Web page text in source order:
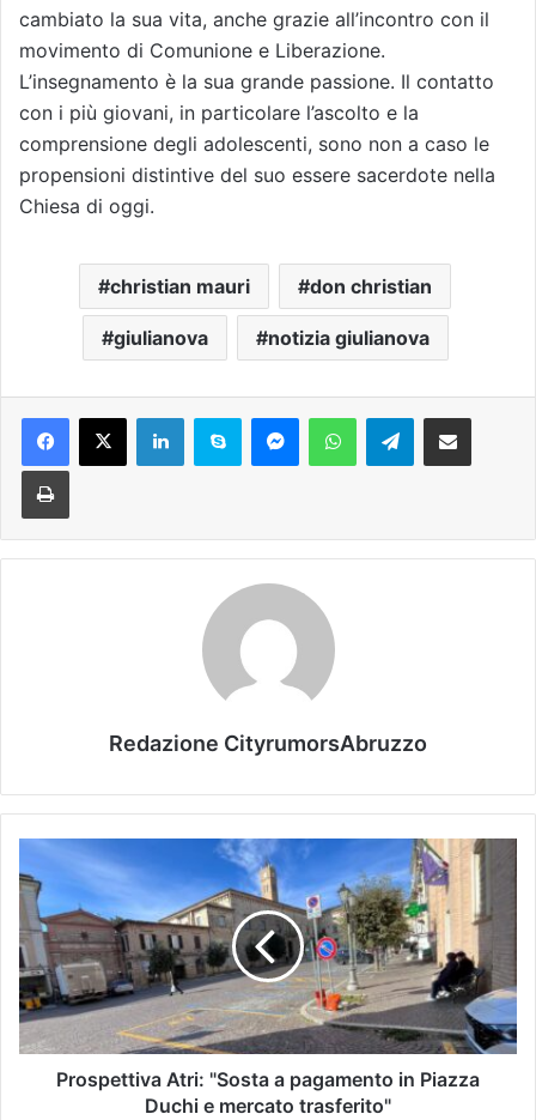
cambiato la sua vita, anche grazie all’incontro con il
movimento di Comunione e Liberazione.
L’insegnamento è la sua grande passione. Il contatto
con i più giovani, in particolare l’ascolto e la
comprensione degli adolescenti, sono non a caso le
propensioni distintive del suo essere sacerdote nella
Chiesa di oggi.
christian mauri don christian
giulianova notizia giulianova
Telegram
Redazione CityrumorsAbruzzo
Prospettiva Atri: "Sosta a pagamento in Piazza
Duchi e mercato trasferito"